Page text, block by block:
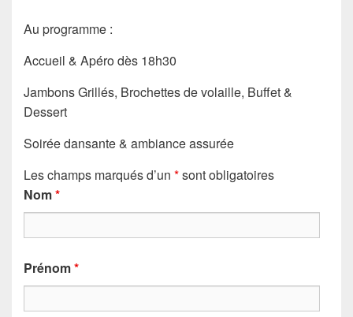
Au programme :
Accueil & Apéro dès 18h30
Jambons Grillés, Brochettes de volaille, Buffet &
Dessert
Soirée dansante & ambiance assurée
Les champs marqués d’un *sont obligatoires
Nom*
Prénom*